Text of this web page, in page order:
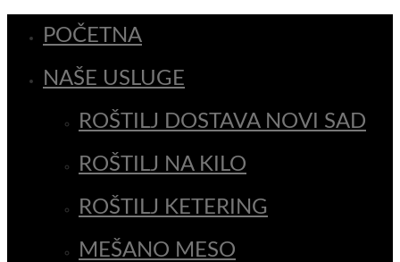
POČETNA
NAŠE USLUGE
ROŠTILJ DOSTAVA NOVI SAD
ROŠTILJ NA KILO
ROŠTILJ KETERING
MEŠANO MESO